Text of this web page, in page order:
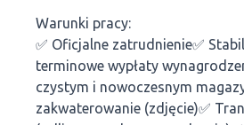
Warunki pracy:
✅ Oficjalne zatrudnienie✅
terminowe wypłaty
czystym i nowoczesnym
zakwaterowanie (zdjęcie)✅